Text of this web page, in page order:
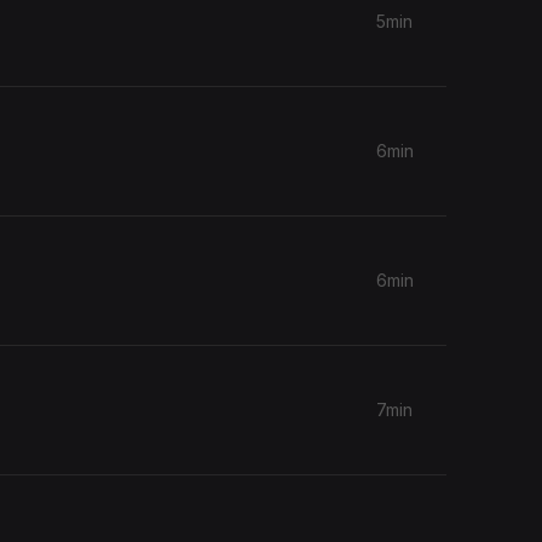
5min
6min
6min
7min